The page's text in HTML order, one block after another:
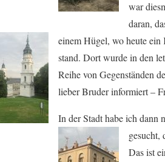
war
daran,
einem Hügel, wo heute
stand. Dort wurde in den
Reihe von Gegenständen
lieber Bruder informiert –
In der Stadt habe ich dann
gesucht,
Das ist